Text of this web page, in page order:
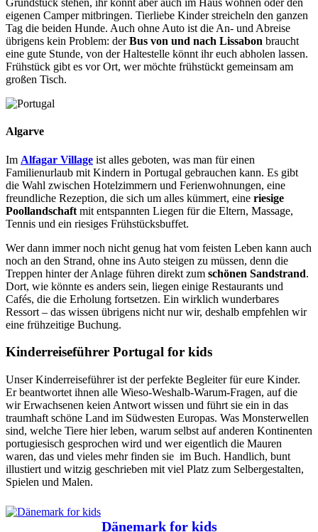
Grundstück stehen, ihr könnt aber auch im Haus wohnen oder den
eigenen Camper mitbringen. Tierliebe Kinder streicheln den ganzen
Tag die beiden Hunde. Auch ohne Auto ist die An- und Abreise
übrigens kein Problem: derBus von und nach Lissabon braucht
eine gute Stunde, von der Haltestelle könnt ihr euch abholen lassen.
Frühstück gibt es vor Ort, wer möchte frühstückt gemeinsam am
großen Tisch.
Algarve
Im Alfagar Village ist alles geboten, was man für einen
Familienurlaub mit Kindern in Portugal gebrauchen kann. Es gibt
die Wahl zwischen Hotelzimmern und Ferienwohnungen, eine
freundliche Rezeption, die sich um alles kümmert, eine riesige
Poollandschaft mit entspannten Liegen für die Eltern, Massage,
Tennis und ein riesiges Frühstücksbuffet.
Wer dann immer noch nicht genug hat vom feisten Leben kann auch
noch an den Strand, ohne ins Auto steigen zu müssen, denn die
Treppen hinter der Anlage führen direkt zum schönen Sandstrand.
Dort, wie könnte es anders sein, liegen einige Restaurants und
Cafés, die die Erholung fortsetzen. Ein wirklich wunderbares
Ressort – das wissen übrigens nicht nur wir, deshalb empfehlen wir
eine frühzeitige Buchung.
Kinderreiseführer Portugal for kids
Unser Kinderreiseführer ist der perfekte Begleiter für eure Kinder.
Er beantwortet ihnen alle Wieso-Weshalb-Warum-Fragen, auf die
wir Erwachsenen keien Antwort wissen und führt sie ein in das
traumhaft schöne Land im Südwesten Europas. Was Monsterwellen
sind, welche Tiere hier leben, warum selbst auf anderen Kontinenten
portugiesisch gesprochen wird und wer eigentlich die Mauren
waren, das und vieles mehr finden sie im Buch. Handlich, bunt
illustiert und witzig geschrieben mit viel Platz zum Selbergestalten,
Spielen und Malen.
Dänemark for kids